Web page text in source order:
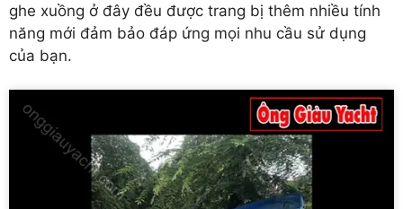
ghe xuồng ở đây đều được trang bị thêm nhiều tính
năng mới đảm bảo đáp ứng mọi nhu cầu sử dụng
của bạn.